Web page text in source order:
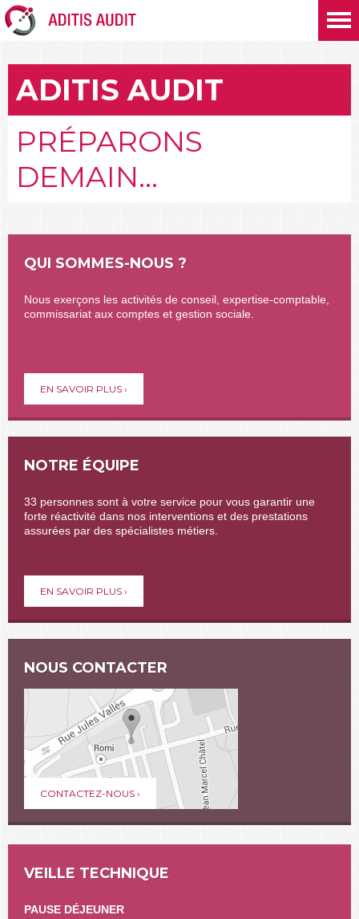
ADITIS AUDIT
PRÉPARONS
DEMAIN...
QUI SOMMES-NOUS ?
Nous exerçons les activités de conseil, expertise-comptable,
commissariat aux comptes et gestion sociale.
EN SAVOIR PLUS ›
NOTRE ÉQUIPE
33 personnes sont à votre service pour vous garantir une
forte réactivité dans nos interventions et des prestations
assurées par des spécialistes métiers.
EN SAVOIR PLUS ›
NOUS CONTACTER
CONTACTEZ-NOUS ›
VEILLE TECHNIQUE
PAUSE DÉJEUNER